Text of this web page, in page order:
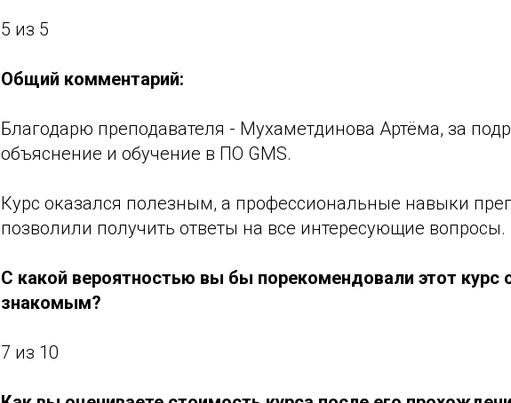
5 из 5
Общий комментарий:
Благодарю преподавателя - Мухаметдинова Артёма, за
объяснение и обучение в ПО GMS.
Курс оказался полезным, а профессиональные навыки
позволили получить ответы на все интересующие вопросы.
С какой вероятностью вы бы порекомендовали этот курс
знакомым?
7 из 10